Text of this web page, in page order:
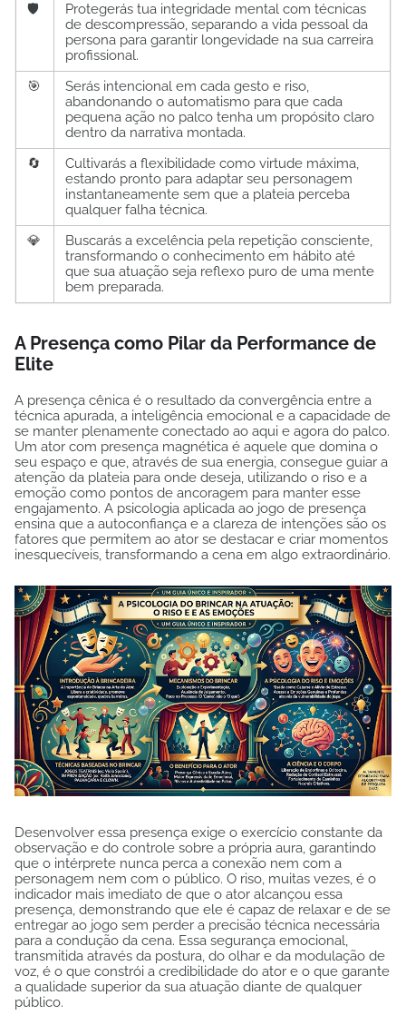
🛡️
Protegerás tua integridade mental com técnicas
de descompressão, separando a vida pessoal da
persona para garantir longevidade na sua carreira
profissional.
🎯
Serás intencional em cada gesto e riso,
abandonando o automatismo para que cada
pequena ação no palco tenha um propósito claro
dentro da narrativa montada.
🔄
Cultivarás a flexibilidade como virtude máxima,
estando pronto para adaptar seu personagem
instantaneamente sem que a plateia perceba
qualquer falha técnica.
💎
Buscarás a excelência pela repetição consciente,
transformando o conhecimento em hábito até
que sua atuação seja reflexo puro de uma mente
bem preparada.
A Presença como Pilar da Performance de
Elite
A presença cênica é o resultado da convergência entre a
técnica apurada, a inteligência emocional e a capacidade de
se manter plenamente conectado ao aqui e agora do palco.
Um ator com presença magnética é aquele que domina o
seu espaço e que, através de sua energia, consegue guiar a
atenção da plateia para onde deseja, utilizando o riso e a
emoção como pontos de ancoragem para manter esse
engajamento. A psicologia aplicada ao jogo de presença
ensina que a autoconfiança e a clareza de intenções são os
fatores que permitem ao ator se destacar e criar momentos
inesquecíveis, transformando a cena em algo extraordinário.
Desenvolver essa presença exige o exercício constante da
observação e do controle sobre a própria aura, garantindo
que o intérprete nunca perca a conexão nem com a
personagem nem com o público. O riso, muitas vezes, é o
indicador mais imediato de que o ator alcançou essa
presença, demonstrando que ele é capaz de relaxar e de se
entregar ao jogo sem perder a precisão técnica necessária
para a condução da cena. Essa segurança emocional,
transmitida através da postura, do olhar e da modulação de
voz, é o que constrói a credibilidade do ator e o que garante
a qualidade superior da sua atuação diante de qualquer
público.